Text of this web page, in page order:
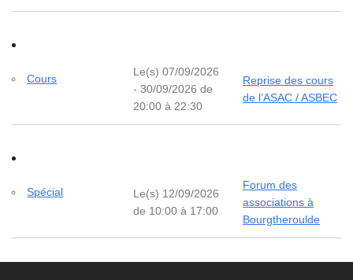
Cours
Le(s) 07/09/2026
- 30/09/2026 de
20:00 à 22:30
Reprise des cours
de l’ASAC / ASBEC
Spécial
Le(s) 12/09/2026
de 10:00 à 17:00
Forum des
associations à
Bourgtheroulde